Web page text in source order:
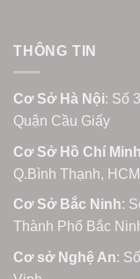
THÔNG TIN
Cơ Sở Hà Nội: Số
Quận Cầu Giấy
Cơ Sở Hồ Chí Minh
Q.Bình Thạnh, HCM
Cơ Sở Bắc Ninh:
Thành Phố Bắc
Cơ sở Nghệ An: